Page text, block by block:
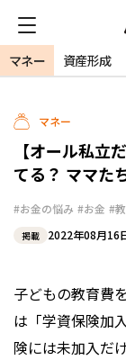
マネー 資産形成
マネー
【オール私立
てる？ ママた
#お金の悩み #お金 #
掲載 2022年08月16
子どもの教育費
は「学資保険加
険には未加入だ